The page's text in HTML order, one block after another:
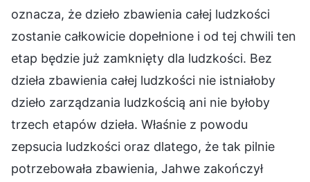
oznacza, że dzieło zbawienia całej ludzkości
zostanie całkowicie dopełnione i od tej chwili ten
etap będzie już zamknięty dla ludzkości. Bez
dzieła zbawienia całej ludzkości nie istniałoby
dzieło zarządzania ludzkością ani nie byłoby
trzech etapów dzieła. Właśnie z powodu
zepsucia ludzkości oraz dlatego, że tak pilnie
potrzebowała zbawienia, Jahwe zakończył